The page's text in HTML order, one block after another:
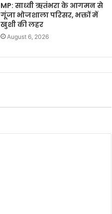
MP: साध्वी ऋतंभरा के आगमन से
गूंजा भोजशाला परिसर, भक्तों में
खुशी की लहर
August 6, 2026